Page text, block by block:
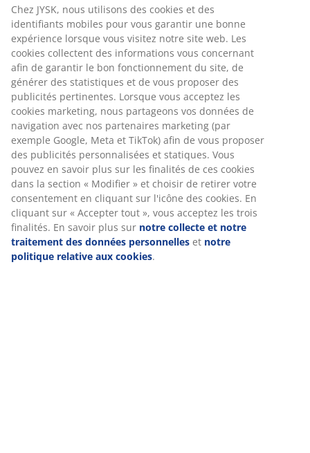
Numéro d’article: 6801996
Spécifications
Avis
(7)
Livraison
Chez JYSK, nous utilisons des cookies et des
identifiants mobiles pour vous garantir une bonne
expérience lorsque vous visitez notre site web. Les
cookies collectent des informations vous concernant
afin de garantir le bon fonctionnement du site, de
générer des statistiques et de vous proposer des
publicités pertinentes. Lorsque vous acceptez les
cookies marketing, nous partageons vos données de
navigation avec nos partenaires marketing (par
exemple Google, Meta et TikTok) afin de vous proposer
des publicités personnalisées et statiques. Vous
pouvez en savoir plus sur les finalités de ces cookies
dans la section « Modifier » et choisir de retirer votre
consentement en cliquant sur l'icône des cookies. En
cliquant sur « Accepter tout », vous acceptez les trois
finalités. En savoir plus sur notre collecte et notre
traitement des données personnelles et notre
politique relative aux cookies.